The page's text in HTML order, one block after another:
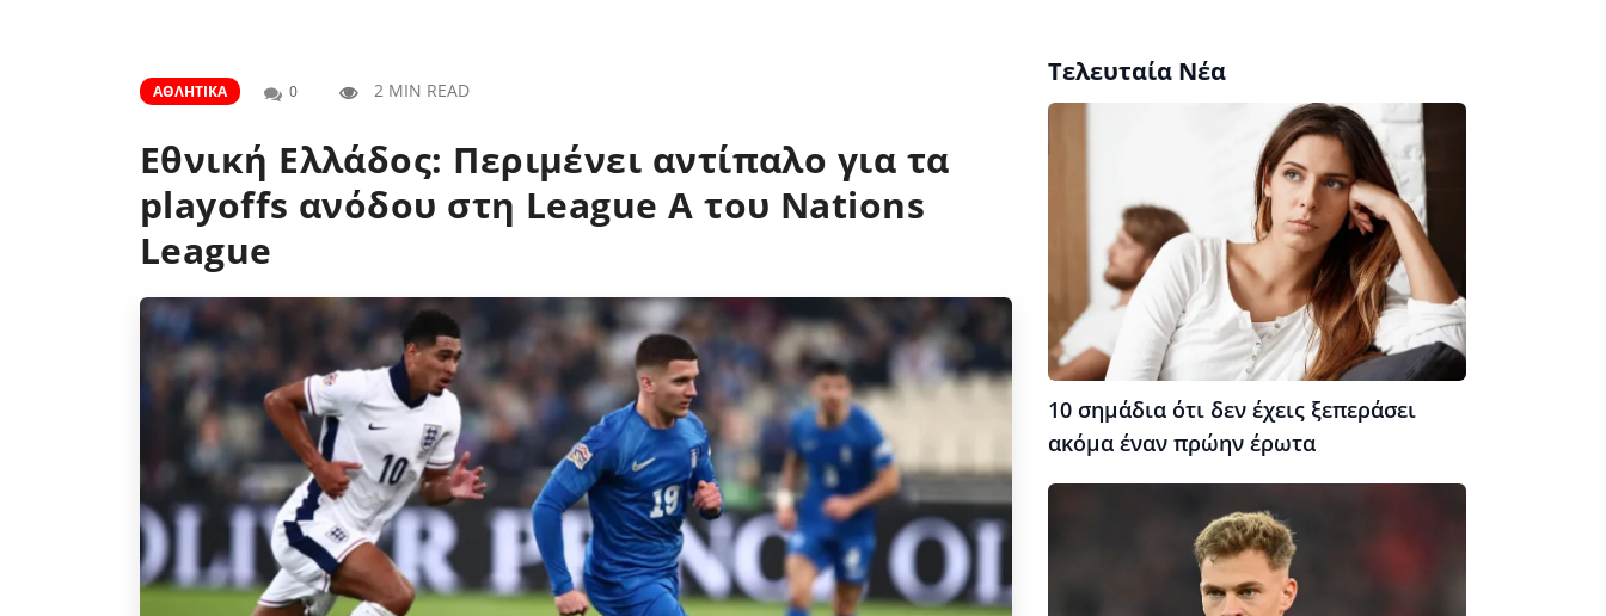
ΑΘΛΗΤΙΚΆ 0 2 MIN READ
Εθνική Ελλάδος: Περιμένει αντίπαλο για τα
playoffs ανόδου στη League A του Nations
League
Τελευταία Νέα
10 σημάδια ότι δεν έχεις ξεπεράσει
ακόμα έναν πρώην έρωτα